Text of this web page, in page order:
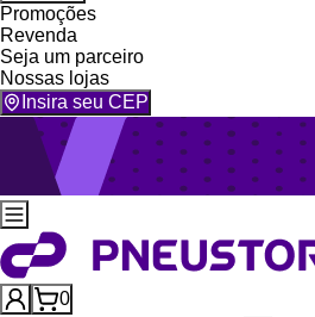
Promoções
Revenda
Seja um parceiro
Nossas lojas
Insira seu CEP
0